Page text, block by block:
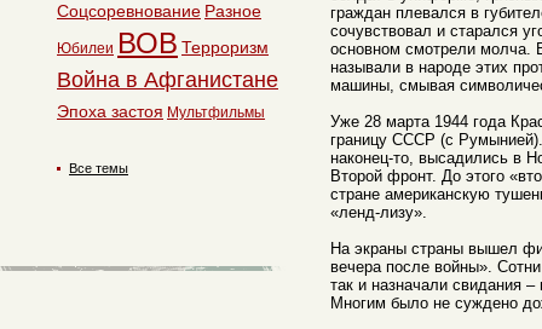
граждан плевался в
сочувствовал и старался
основном смотрели молча.
называли в народе этих
машины, смывая
Уже 28 марта 1944 года
границу СССР (с
наконец-то, высадились в
Второй фронт. До этого
стране американскую
«ленд-лизу».
На экраны страны вышел
вечера после войны».
так и назначали свидания
Многим было не суждено
Соцсоревнование Разное
Юбилеи ВОВ Терроризм
Война в Афганистане
Эпоха застоя Мультфильмы
Все темы